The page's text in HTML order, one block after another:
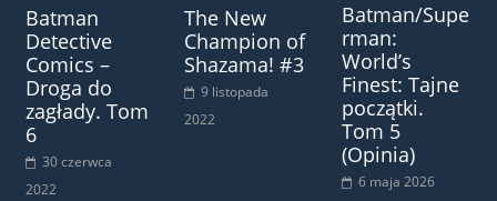
Batman
Detective
Comics –
Droga do
zagłady. Tom
6
30 czerwca
2022
The New
Champion of
Shazama! #3
9 listopada
2022
Batman/Supe
rman:
World’s
Finest: Tajne
początki.
Tom 5
(Opinia)
6 maja 2026